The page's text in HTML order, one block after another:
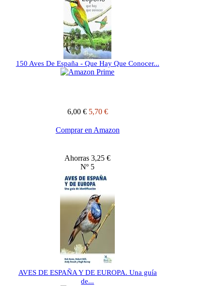
150 Aves De España - Que Hay Que Conocer...
6,00 € 5,70 €
Comprar en Amazon
Ahorras 3,25 €
Nº 5
AVES DE ESPAÑA Y DE EUROPA. Una guía
de...